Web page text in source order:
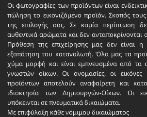
Οι φωτογραφίες των προϊόντων είναι
πώληση το εικονιζόμενο προϊόν. Σκοπός
της επιλογής σας. Σε καμία περίπτωση
αυθεντικά αρώματα και δεν ανταποκρίνονται
Πρόθεση της επιχείρησης μας δεν είναι
εξαπάτηση του καταναλωτή. Όλα μας τα
χύμα μορφή και είναι εμπνευσμένα από τα
γνωστών οίκων. Οι ονομασίες, οι
προϊόντων αποτελούν αναφαίρετη και
ιδιοκτησία των Δημιουργών-Οίκων. Οι
υπόκεινται σε πνευματικά δικαιώματα.
Με επιφύλαξη κάθε νόμιμου δικαιώματος